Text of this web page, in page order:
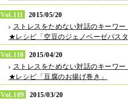
Vol.111
2015/05/20
ストレスをためない対話のキーワー
★レシピ「空豆のジェノベーゼパスタ
Vol.110
2015/04/20
ストレスをためない対話のキーワー
★レシピ「豆腐のお揚げ巻き」
Vol.109
2015/03/20